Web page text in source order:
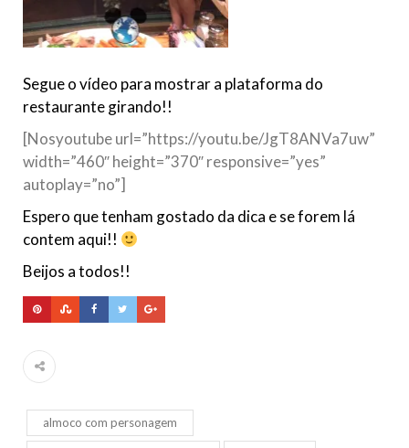
Segue o vídeo para mostrar a plataforma do
restaurante girando!!
[Nosyoutube url=”https://youtu.be/JgT8ANVa7uw”
width=”460″ height=”370″ responsive=”yes”
autoplay=”no”]
Espero que tenham gostado da dica e se forem lá
contem aqui!!
Beijos a todos!!
almoco com personagem